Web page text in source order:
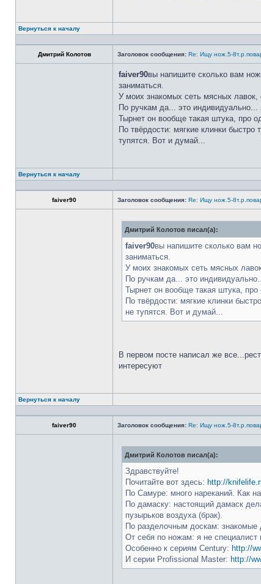
Вернуться к началу
Дмитрий Колотов Заголовок сообщения: Re: Ищу нож.5-
faiver90вы напишите сколько вам
заниматься.
У моих знакомых сеть мясных
По ручкам да... это
Тырнет он вообще такая штука, про
По твёрдости: мягкие клинки
тупятся. Вот и думай...
Вернуться к началу
faiver90 Заголовок сообщения: Re: Ищу нож.5-
Дмитрий Колотов писал(а):
faiver90вы напишите сколько вам
заниматься.
У моих знакомых сеть мясных
По ручкам да... это
Тырнет он вообще такая штука,
По твёрдости: мягкие клинки
не тупятся. Вот и думай...
В первом посте написал же
интересуют
Вернуться к началу
faiver90 Заголовок сообщения: Re: Ищу нож.5-
Дмитрий Колотов писал(а):
Здравствуйте!
Почитайте вот здесь: http://
По Самуре: много нареканий. Как
По дамаску: настоящий дамаск
пузырьков воздуха (брак).
По разделочным доскам: знакомые
От себя по ножам: я не специалист
Особенно к сериям Century: http://
И серии Profissional Master: http://